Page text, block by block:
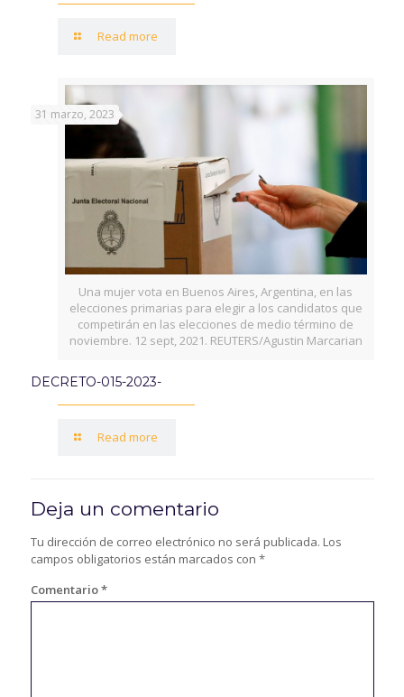
Read more
Una mujer vota en Buenos Aires, Argentina, en las
elecciones primarias para elegir a los candidatos que
competirán en las elecciones de medio término de
noviembre. 12 sept, 2021. REUTERS/Agustin Marcarian
31 marzo, 2023
DECRETO-015-2023-
Read more
Deja un comentario
Tu dirección de correo electrónico no será publicada. Los
campos obligatorios están marcados con *
Comentario*